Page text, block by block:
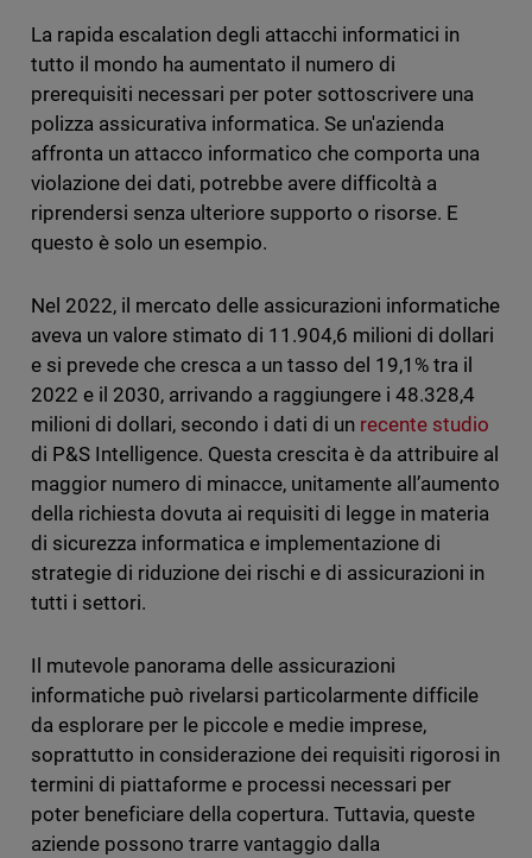
La rapida escalation degli attacchi informatici in
tutto il mondo ha aumentato il numero di
prerequisiti necessari per poter sottoscrivere una
polizza assicurativa informatica. Se un'azienda
affronta un attacco informatico che comporta una
violazione dei dati, potrebbe avere difficoltà a
riprendersi senza ulteriore supporto o risorse. E
questo è solo un esempio.
Nel 2022, il mercato delle assicurazioni informatiche
aveva un valore stimato di 11.904,6 milioni di dollari
e si prevede che cresca a un tasso del 19,1% tra il
2022 e il 2030, arrivando a raggiungere i 48.328,4
milioni di dollari, secondo i dati di un recente studio
di P&S Intelligence. Questa crescita è da attribuire al
maggior numero di minacce, unitamente all’aumento
della richiesta dovuta ai requisiti di legge in materia
di sicurezza informatica e implementazione di
strategie di riduzione dei rischi e di assicurazioni in
tutti i settori.
Il mutevole panorama delle assicurazioni
informatiche può rivelarsi particolarmente difficile
da esplorare per le piccole e medie imprese,
soprattutto in considerazione dei requisiti rigorosi in
termini di piattaforme e processi necessari per
poter beneficiare della copertura. Tuttavia, queste
aziende possono trarre vantaggio dalla